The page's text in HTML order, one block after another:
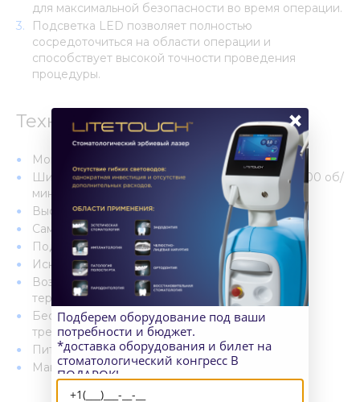
для максимальной безопасности во время операции.
Подсветка LED позволяет полностью
сосредоточиться на области операции и
способствует высокой точности проведения
процедуры.
Технические характеристики:
Мощный крутящий момент (до 80 Н･см)
Широкий диапазон скоростей (от 200 до 40 000 об/
мин)
Высокая точность крутящего момента
Самый легкий и компактный микромотор
Подсветка LED (более 32 000 Люкс)
Исключительная надежность
Возможность автоклавирования и
термодезинфекции
Бесщеточная конструкция микромотора, не
требующая ухода
Питание: AC120В или 230В, 50/60Гц
Максимальная мощность насоса: 75 мл/мин
×
Подберем оборудование под ваши
потребности и бюджет.
*доставка оборудования и билет на
стоматологический конгресс В
ПОДАРОК!